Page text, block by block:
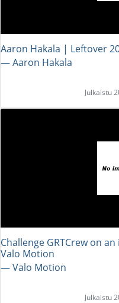
Aaron Hakala | Leftover
― Aaron Hakala
Julkaistu
Challenge GRTCrew on
Valo Motion
― Valo Motion
Julkaistu